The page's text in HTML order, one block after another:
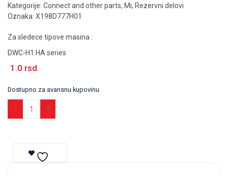
Kategorije: Connect and other parts, Mi, Rezervni delovi
Oznaka: X198D777H01
Za sledece tipove masina :
DWC-H1.HA series
1.0 rsd
Dostupno za avansnu kupovinu